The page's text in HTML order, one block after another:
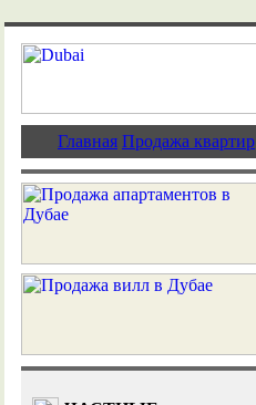
Главная Продажа квартир